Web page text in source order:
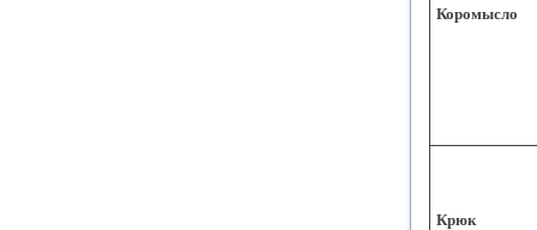
Коромысло
Крюк